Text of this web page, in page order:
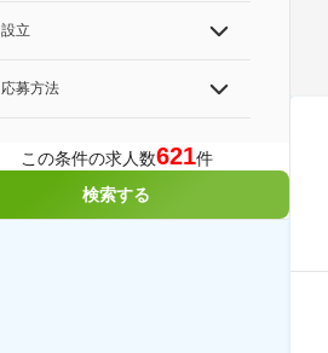
設立
応募方法
この条件の求人数621件
検索する